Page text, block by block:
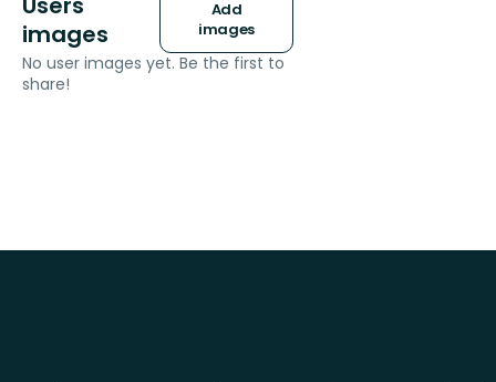
images
Add
images
No user images yet. Be the first to
share!